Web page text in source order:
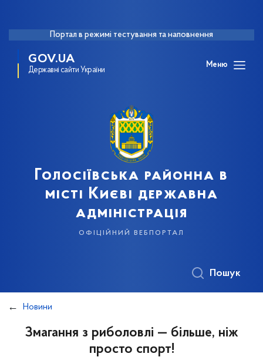
Портал в режимі тестування та наповнення
GOV.UA
Державні сайти України
Меню
Голосіївська районна в
місті Києві державна
адміністрація
офіційний вебпортал
Пошук
Новини
Змагання з риболовлі — більше, ніж
просто спорт!